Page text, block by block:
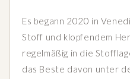
Es begann 2020 in
Stoff und klopfendem
regelmäßig in die
das Beste davon unter